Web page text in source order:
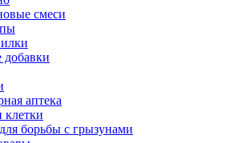
смеси
аптека
клетки
борьбы с грызунами